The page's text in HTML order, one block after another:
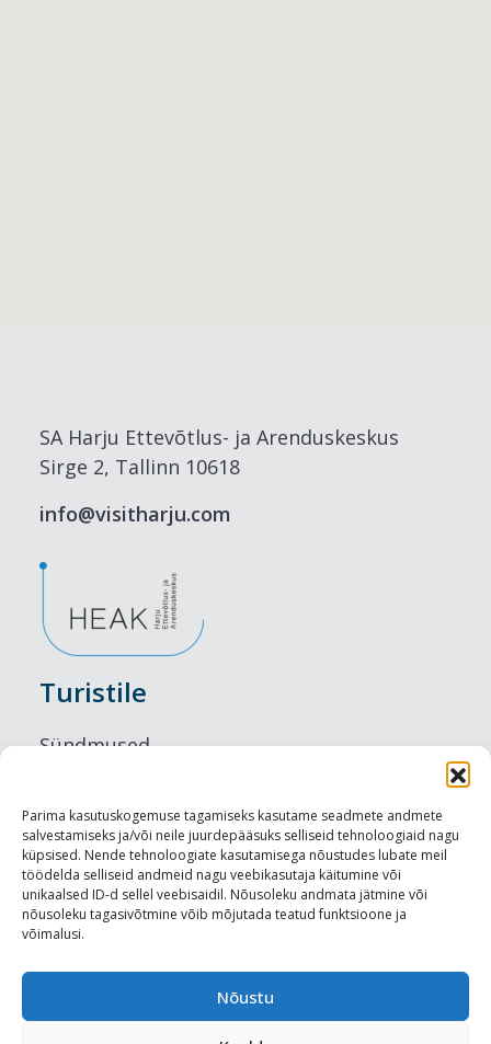
Parima kasutuskogemuse tagamiseks kasutame seadmete andmete
salvestamiseks ja/või neile juurdepääsuks selliseid tehnoloogiaid nagu
küpsised. Nende tehnoloogiate kasutamisega nõustudes lubate meil
töödelda selliseid andmeid nagu veebikasutaja käitumine või
unikaalsed ID-d sellel veebisaidil. Nõusoleku andmata jätmine või
nõusoleku tagasivõtmine võib mõjutada teatud funktsioone ja
võimalusi.
Nõustu
SA Harju Ettevõtlus- ja Arenduskeskus
Sirge 2, Tallinn 10618
info@visitharju.com
Turistile
Sündmused
Maitseelamused
Vaatamisväärsused
Visit Tallinn
Turismiprofessionaalile